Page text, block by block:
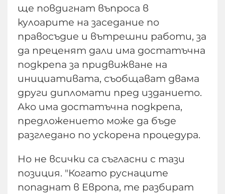
ще повдигнат въпроса в
кулоарите на заседание по
правосъдие и вътрешни работи, за
да преценят дали има достатъчна
подкрепа за придвижване на
инициативата, съобщават двама
други дипломати пред изданието.
Ако има достатъчна подкрепа,
предложението може да бъде
разгледано по ускорена процедура.
Но не всички са съгласни с тази
позиция. "Когато руснаците
попаднат в Европа, те разбират